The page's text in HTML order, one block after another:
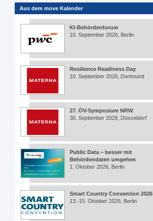
Aus dem move Kalender
KI-Behördenforum
10. September 2026, Berlin
Resilience Readiness Day
10. September 2026, Dortmund
27. ÖV-Symposium NRW
30. September 2026, Düsseldorf
Public Data – besser mit
Behördendaten umgehen
1. Oktober 2026, Berlin
Smart Country Convention 2026
13.-15. Oktober 2026, Berlin